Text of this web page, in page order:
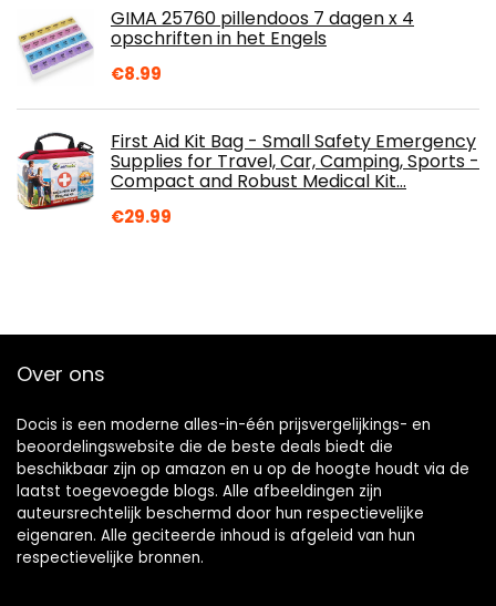
GIMA 25760 pillendoos 7 dagen x 4
opschriften in het Engels
€8.99
First Aid Kit Bag - Small Safety Emergency
Supplies for Travel, Car, Camping, Sports -
Compact and Robust Medical Kit…
€29.99
Over ons
Docis is een moderne alles-in-één prijsvergelijkings- en
beoordelingswebsite die de beste deals biedt die
beschikbaar zijn op amazon en u op de hoogte houdt via de
laatst toegevoegde blogs. Alle afbeeldingen zijn
auteursrechtelijk beschermd door hun respectievelijke
eigenaren. Alle geciteerde inhoud is afgeleid van hun
respectievelijke bronnen.